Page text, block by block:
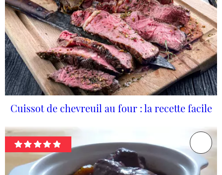
Cuissot de chevreuil au four : la recette facile